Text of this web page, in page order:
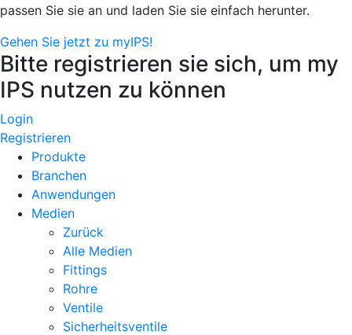
passen Sie sie an und laden Sie sie einfach herunter.
Gehen Sie jetzt zu myIPS!
Bitte registrieren sie sich, um my
IPS nutzen zu können
Login
Registrieren
Produkte
Branchen
Anwendungen
Medien
Zurück
Alle Medien
Fittings
Rohre
Ventile
Sicherheitsventile